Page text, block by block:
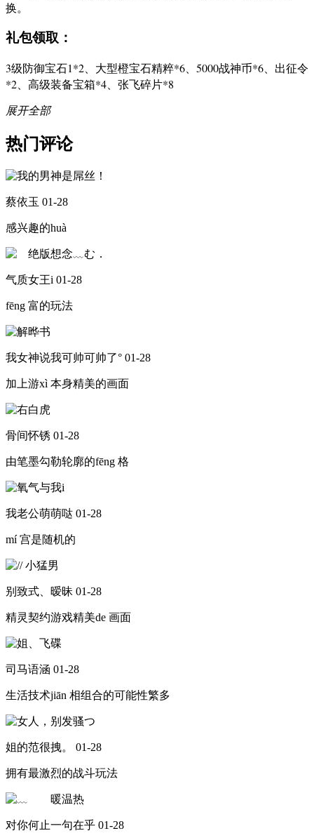
换。
礼包领取：
3级防御宝石1*2、大型橙宝石精粹*6、5000战神币*6、出征令
*2、高级装备宝箱*4、张飞碎片*8
展开全部
热门评论
蔡依玉 01-28
感兴趣的huà
气质女王i 01-28
fēng 富的玩法
我女神说我可帅可帅了° 01-28
加上游xì 本身精美的画面
骨间怀锈 01-28
由笔墨勾勒轮廓的fēng 格
我老公萌萌哒 01-28
mí 宫是随机的
别致式、暧昧 01-28
精灵契约游戏精美de 画面
司马语涵 01-28
生活技术jiān 相组合的可能性繁多
姐的范很拽。 01-28
拥有最激烈的战斗玩法
对你何止一句在乎 01-28